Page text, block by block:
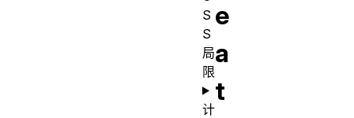
e
a
t
S
S
局
限
计